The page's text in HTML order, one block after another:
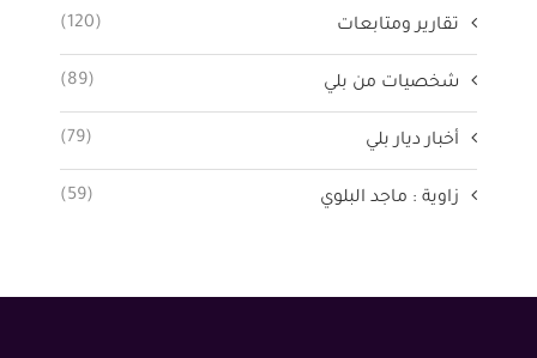
تقارير ومتابعات (120)
شخصيات من بلي (89)
أخبار ديار بلي (79)
زاوية : ماجد البلوي (59)